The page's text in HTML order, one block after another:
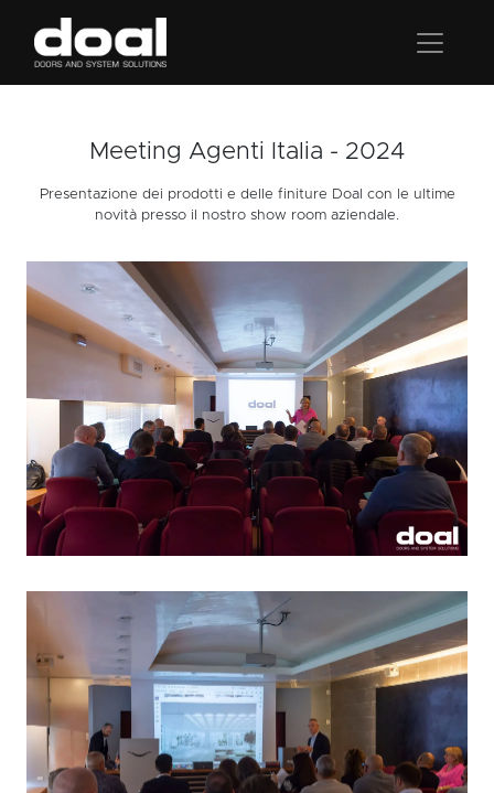
Meeting Agenti Italia - 2024
Presentazione dei prodotti e delle finiture Doal con le ultime
novità presso il nostro show room aziendale.